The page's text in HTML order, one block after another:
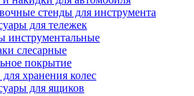
стенды для инструмента
для тележек
слесарные
покрытие
хранения колес
для ящиков